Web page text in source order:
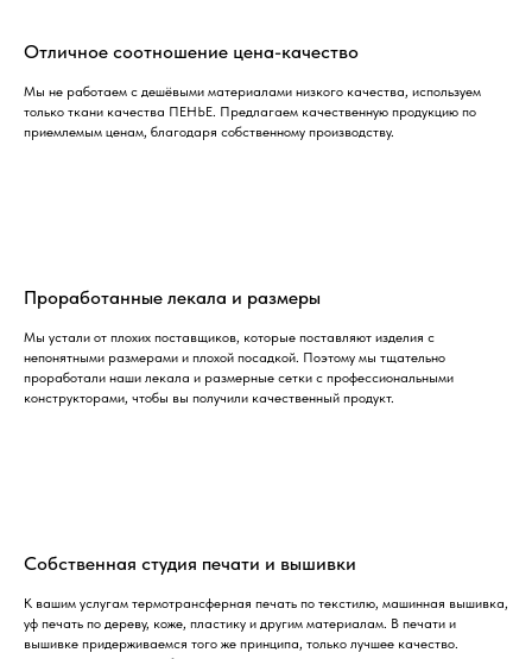
Отличное соотношение цена-качество
Мы не работаем с дешёвыми материалами низкого качества, используем
только ткани качества ПЕНЬЕ. Предлагаем качественную продукцию по
приемлемым ценам, благодаря собственному производству.
Проработанные лекала и размеры
Мы устали от плохих поставщиков, которые поставляют изделия с
непонятными размерами и плохой посадкой. Поэтому мы тщательно
проработали наши лекала и размерные сетки с профессиональными
конструкторами, чтобы вы получили качественный продукт.
Собственная студия печати и вышивки
К вашим услугам термотрансферная печать по текстилю, машинная вышивка,
уф печать по дереву, коже, пластику и другим материалам. В печати и
вышивке придерживаемся того же принципа, только лучшее качество.